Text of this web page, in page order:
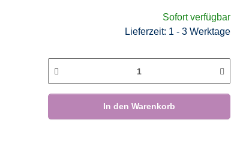
Sofort verfügbar
Lieferzeit: 1 - 3 Werktage
In den Warenkorb